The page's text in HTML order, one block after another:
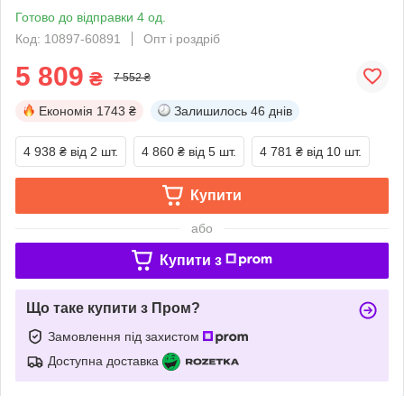
Готово до відправки 4 од.
Код: 10897-60891
Опт і роздріб
5 809 ₴ 7 552 ₴
Економія 1743 ₴ Залишилось 46 днів
4 938 ₴ від 2 шт. 4 860 ₴ від 5 шт. 4 781 ₴ від 10 шт.
Купити
або
Купити з
Що таке купити з Пром?
Замовлення під захистом
Доступна доставка